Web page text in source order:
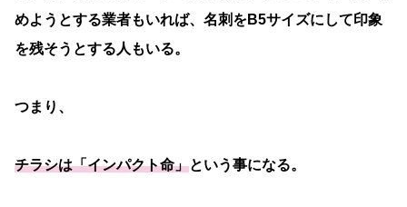
めようとする業者もいれば、名刺をB5サイズにして印象
を残そうとする人もいる。
つまり、
チラシは「インパクト命」という事になる。